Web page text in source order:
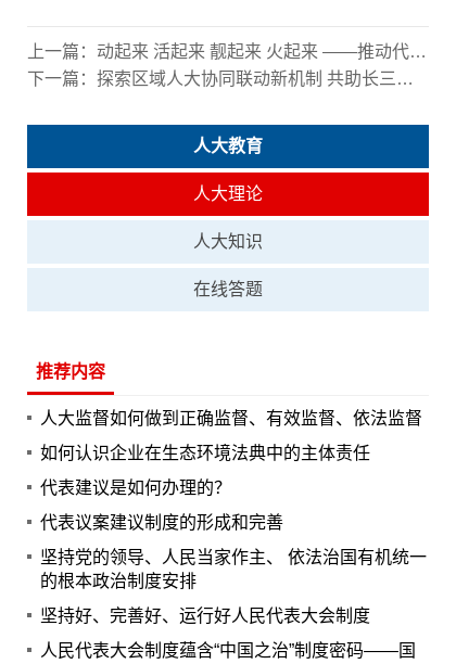
上一篇： 动起来 活起来 靓起来 火起来 ——推动代表闭会期间高质量履职的“盱眙实践”
下一篇： 探索区域人大协同联动新机制 共助长三角一体化示范区建设
人大教育
人大理论
人大知识
在线答题
推荐内容
人大监督如何做到正确监督、有效监督、依法监督
如何认识企业在生态环境法典中的主体责任
代表建议是如何办理的？
代表议案建议制度的形成和完善
坚持党的领导、人民当家作主、 依法治国有机统一
的根本政治制度安排
坚持好、完善好、运行好人民代表大会制度
人民代表大会制度蕴含“中国之治”制度密码——国